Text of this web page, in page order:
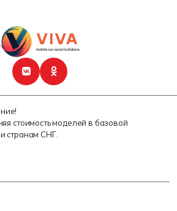
стоимость моделей в базовой
странам СНГ.